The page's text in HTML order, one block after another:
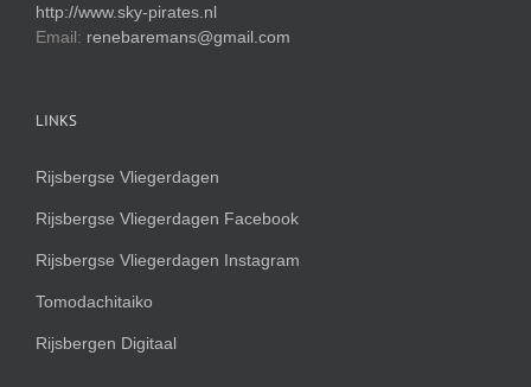
http://www.sky-pirates.nl
Email: renebaremans@gmail.com
LINKS
Rijsbergse Vliegerdagen
Rijsbergse Vliegerdagen Facebook
Rijsbergse Vliegerdagen Instagram
Tomodachitaiko
Rijsbergen Digitaal